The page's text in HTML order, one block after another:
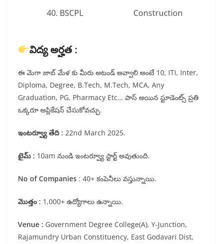
40. BSCPL Construction
విద్య అర్హత :
ఈ మెగా జాబ్ మేళ కు మీరు అటండ్ అవ్వాలి అంటే 10, ITI, Inter,
Diploma, Degree, B.Tech, M.Tech, MCA, Any
Graduation, PG, Pharmacy Etc… పాస్ అయిన స్టూడెంట్స్ ప్రతి
ఒక్కరూ అప్లికేషన్ చేసుకోవచ్చు.
ఇంటర్వ్యూ తేది : 22nd March 2025.
టైమ్ : 10am నుండి ఇంటర్వ్యూ స్టార్ట్ అవుతుంది.
No of Companies : 40+ కంపెనీలు వస్తున్నాయి.
మొత్తం : 1,000+ ఉద్యోగాలు ఉన్నాయి.
Venue : Government Degree College(A), Y-Junction,
Rajamundry Urban Constituency, East Godavari Dist,